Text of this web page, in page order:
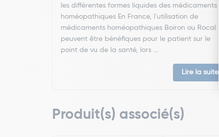
les différentes formes liquides des médicaments
homéopathiques En France, l'utilisation de
médicaments homéopathiques Boiron ou Rocal
peuvent être bénéfiques pour le patient sur le
point de vu de la santé, lors ...
Lire la suite
Produit(s) associé(s)